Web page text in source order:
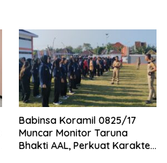
Babinsa Koramil 0825/17
Muncar Monitor Taruna
Bhakti AAL, Perkuat Karakter